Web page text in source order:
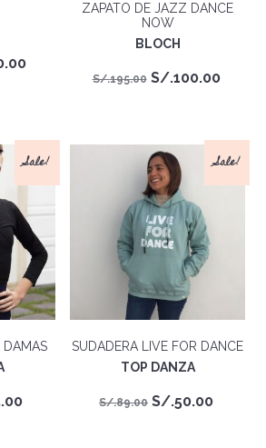
El
S/.30.00.
ZAPATO DE JAZZ DANCE
NOW
BLOCH
S/.195.00 El
era:
S/.195.00.
S/.100.00El
es:
S/
Sale!
DAMAS
El
Sale!
SUDADERA LIVE FOR DANCE
TOP DANZA
S/.89.00 El
S/.50.00El